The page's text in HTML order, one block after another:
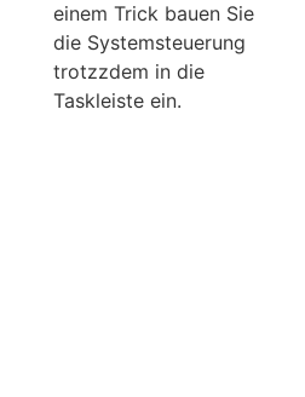
einem Trick bauen Sie
die Systemsteuerung
trotzzdem in die
Taskleiste ein.